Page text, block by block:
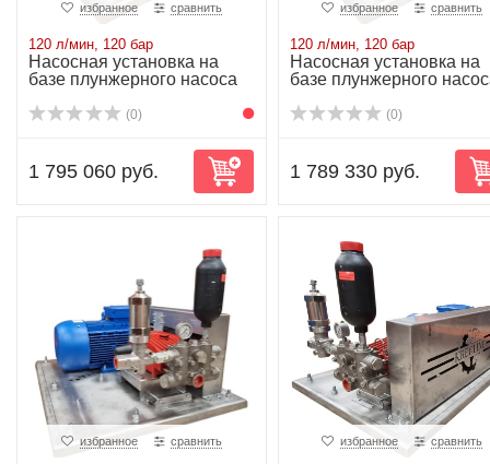
избранное сравнить
120 л/мин, 120 бар
Насосная установка на
базе плунжерного насоса
(0)
1 795 060 руб.
избранное сравнить
120 л/мин, 120 бар
Насосная установка на
базе плунжерного
(0)
1 789 330 руб.
избранное сравнить избранное сравнить